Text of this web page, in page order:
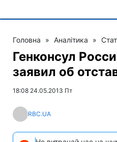
Головна » Аналітика »
Генконсул
заявил об
18:08 24.05.2013 Пт
RBC.UA